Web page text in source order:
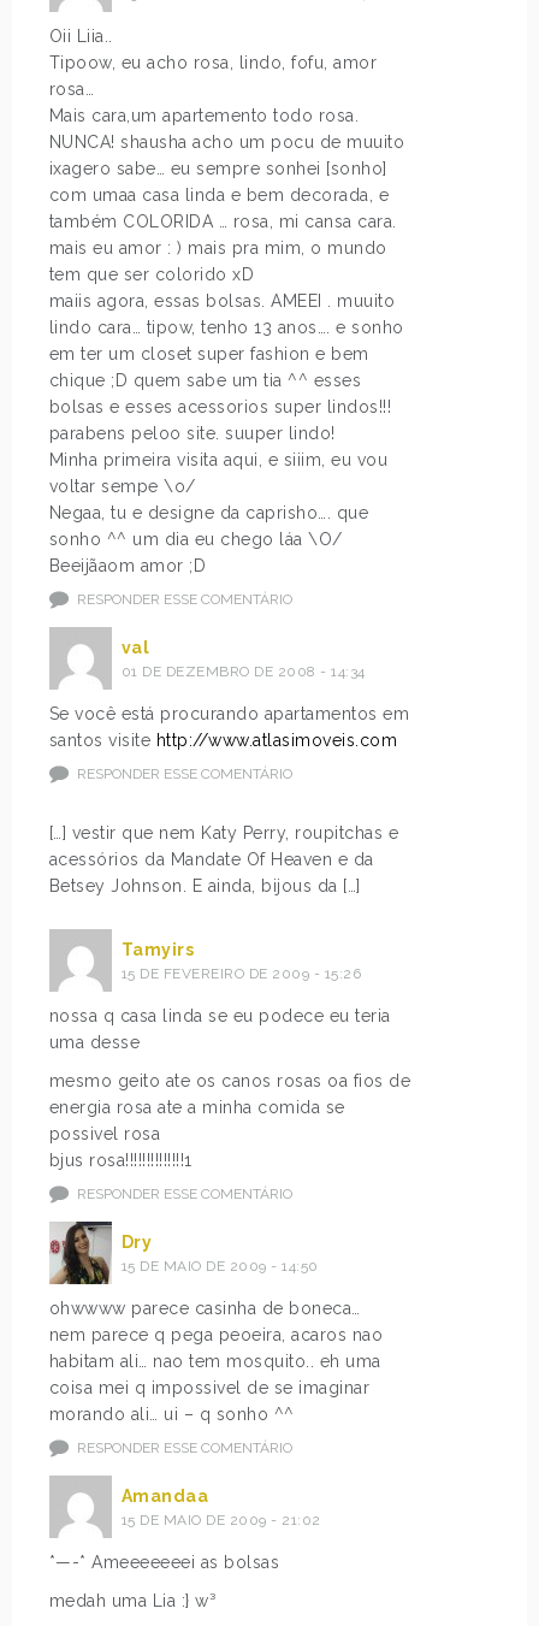
Oii Liia..
Tipoow, eu acho rosa, lindo, fofu, amor
rosa…
Mais cara,um apartemento todo rosa.
NUNCA! shausha acho um pocu de muuito
ixagero sabe… eu sempre sonhei [sonho]
com umaa casa linda e bem decorada, e
também COLORIDA … rosa, mi cansa cara.
mais eu amor : ) mais pra mim, o mundo
tem que ser colorido xD
maiis agora, essas bolsas. AMEEI . muuito
lindo cara… tipow, tenho 13 anos…. e sonho
em ter um closet super fashion e bem
chique ;D quem sabe um tia ^^ esses
bolsas e esses acessorios super lindos!!!
parabens peloo site. suuper lindo!
Minha primeira visita aqui, e siiim, eu vou
voltar sempe \o/
Negaa, tu e designe da caprisho…. que
sonho ^^ um dia eu chego láa \O/
Beeijãaom amor ;D
RESPONDER ESSE COMENTÁRIO
val
01 DE DEZEMBRO DE 2008 - 14:34
Se você está procurando apartamentos em
santos visite http://www.atlasimoveis.com
RESPONDER ESSE COMENTÁRIO
[…] vestir que nem Katy Perry, roupitchas e
acessórios da Mandate Of Heaven e da
Betsey Johnson. E ainda, bijous da […]
Tamyirs
15 DE FEVEREIRO DE 2009 - 15:26
nossa q casa linda se eu podece eu teria
uma desse
mesmo geito ate os canos rosas oa fios de
energia rosa ate a minha comida se
possivel rosa
bjus rosa!!!!!!!!!!!!!!1
RESPONDER ESSE COMENTÁRIO
Dry
15 DE MAIO DE 2009 - 14:50
ohwwww parece casinha de boneca…
nem parece q pega peoeira, acaros nao
habitam ali… nao tem mosquito.. eh uma
coisa mei q impossivel de se imaginar
morando ali… ui – q sonho ^^
RESPONDER ESSE COMENTÁRIO
Amandaa
15 DE MAIO DE 2009 - 21:02
*—-* Ameeeeeeei as bolsas
medah uma Lia :} w³